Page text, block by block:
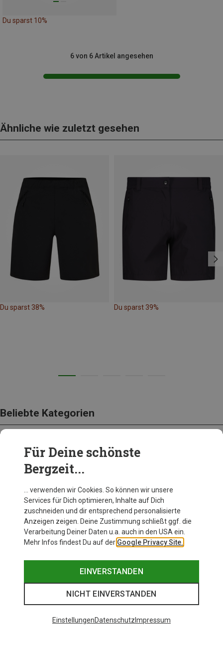
Du sparst 10%
6 von 6 Artikel angesehen
Ähnliche wie zuletzt gesehen
Du sparst 38% Du sparst 39%
Beliebte Kategorien
BEKLEIDUNG
Für Deine schönste
Bergzeit...
… verwenden wir Cookies. So können wir unsere
Services für Dich optimieren, Inhalte auf Dich
zuschneiden und dir entsprechend personalisierte
Anzeigen zeigen. Deine Zustimmung schließt ggf. die
Verarbeitung Deiner Daten u.a. auch in den USA ein.
Mehr Infos findest Du auf der Google Privacy Site.
EINVERSTANDEN
NICHT EINVERSTANDEN
EinstellungenDatenschutz Impressum